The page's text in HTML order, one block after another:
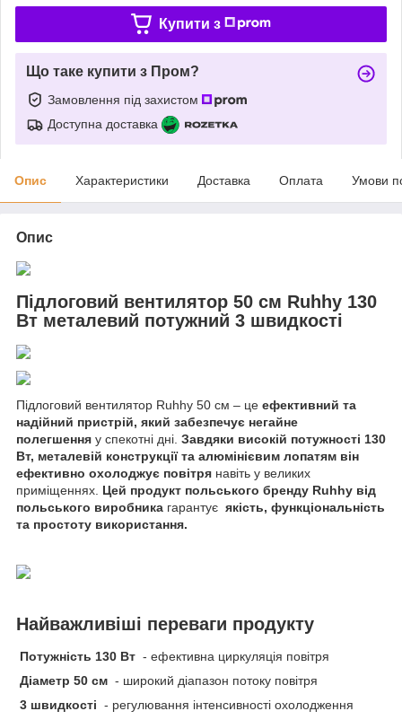
Купити з
Що таке купити з Пром?
Замовлення під захистом
Доступна доставка
Опис Характеристики Доставка Оплата Умови
Опис
Підлоговий вентилятор 50 см Ruhhy 130
Вт металевий потужний 3 швидкості
Підлоговий вентилятор Ruhhy 50 см – це ефективний та
надійний пристрій, який забезпечує негайне
полегшення у спекотні дні. Завдяки високій потужності 130
Вт, металевій конструкції та алюмінієвим лопатям він
ефективно охолоджує повітря навіть у великих
приміщеннях. Цей продукт польського бренду Ruhhy від
польського виробника гарантує якість, функціональність
та простоту використання.
Найважливіші переваги продукту
Потужність 130 Вт - ефективна циркуляція повітря
Діаметр 50 см - широкий діапазон потоку повітря
3 швидкості - регулювання інтенсивності охолодження